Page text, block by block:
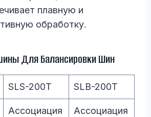
плавную и
обработку.
Для Балансировки Шин
SLS-200T SLB-200T
Ассоциация
Ассоциация